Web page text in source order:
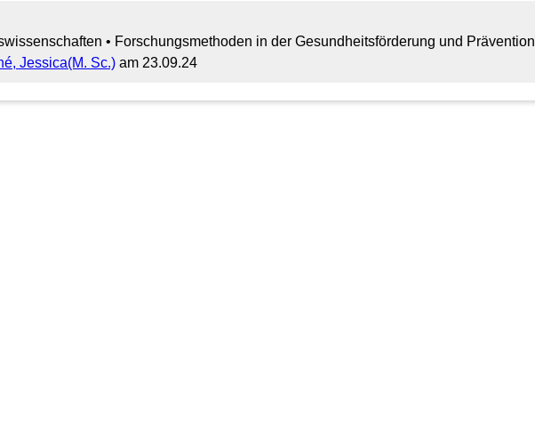
• Forschungsmethoden in der Gesundheitsförderung und Prävention
Jessica(M. Sc.) am 23.09.24